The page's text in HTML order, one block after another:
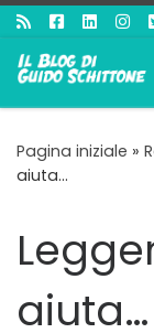
Passa al
Pagina iniziale »
aiuta…
aiuta…